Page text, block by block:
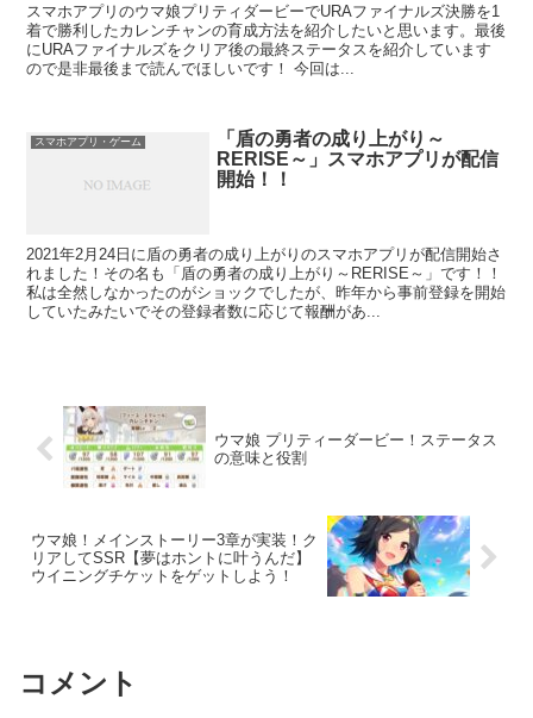
スマホアプリのウマ娘プリティダービーでURAファイナルズ決勝を1
着で勝利したカレンチャンの育成方法を紹介したいと思います。最後
にURAファイナルズをクリア後の最終ステータスを紹介しています
ので是非最後まで読んでほしいです！ 今回は...
スマホアプリ・ゲーム
「盾の勇者の成り上がり～
RERISE～」スマホアプリが配信
開始！！
2021年2月24日に盾の勇者の成り上がりのスマホアプリが配信開始さ
れました！その名も「盾の勇者の成り上がり～RERISE～」です！！
私は全然しなかったのがショックでしたが、昨年から事前登録を開始
していたみたいでその登録者数に応じて報酬があ...
ウマ娘 プリティーダービー！ステータス
の意味と役割
ウマ娘！メインストーリー3章が実装！ク
リアしてSSR【夢はホントに叶うんだ】
ウイニングチケットをゲットしよう！
コメント